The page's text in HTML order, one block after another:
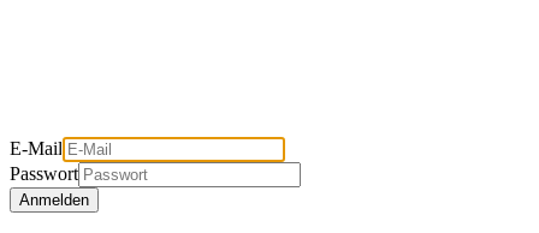
E-Mail
Passwort
Anmelden